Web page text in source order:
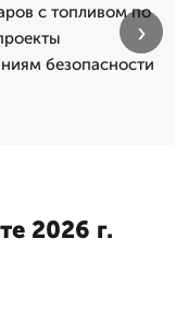
с топливом по
безопасности
›
2026 г.